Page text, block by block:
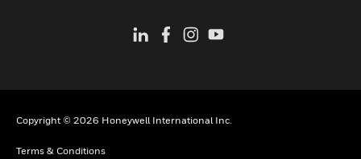
Copyright © 2026 Honeywell International Inc.
Terms & Conditions